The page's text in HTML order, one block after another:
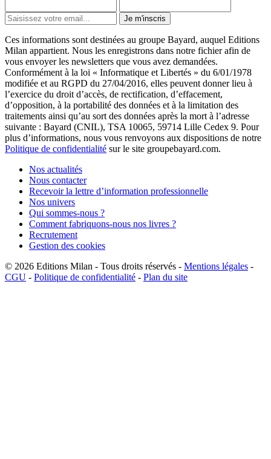
Je m'inscris
Ces informations sont destinées au groupe Bayard, auquel Editions
Milan appartient. Nous les enregistrons dans notre fichier afin de
vous envoyer les newsletters que vous avez demandées.
Conformément à la loi « Informatique et Libertés » du 6/01/1978
modifiée et au RGPD du 27/04/2016, elles peuvent donner lieu à
l’exercice du droit d’accès, de rectification, d’effacement,
d’opposition, à la portabilité des données et à la limitation des
traitements ainsi qu’au sort des données après la mort à l’adresse
suivante : Bayard (CNIL), TSA 10065, 59714 Lille Cedex 9. Pour
plus d’informations, nous vous renvoyons aux dispositions de notre
Politique de confidentialité sur le site groupebayard.com.
Nos actualités
Nous contacter
Recevoir la lettre d’information professionnelle
Nos univers
Qui sommes-nous ?
Comment fabriquons-nous nos livres ?
Recrutement
Gestion des cookies
© 2026 Editions Milan - Tous droits réservés - Mentions légales -
CGU - Politique de confidentialité - Plan du site